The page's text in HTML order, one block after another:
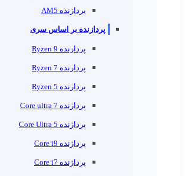
پردازنده AM5
پردازنده بر اساس سری
پردازنده Ryzen 9
پردازنده Ryzen 7
پردازنده Ryzen 5
پردازنده Core ultra 7
پردازنده Core Ultra 5
پردازنده Core i9
پردازنده Core i7